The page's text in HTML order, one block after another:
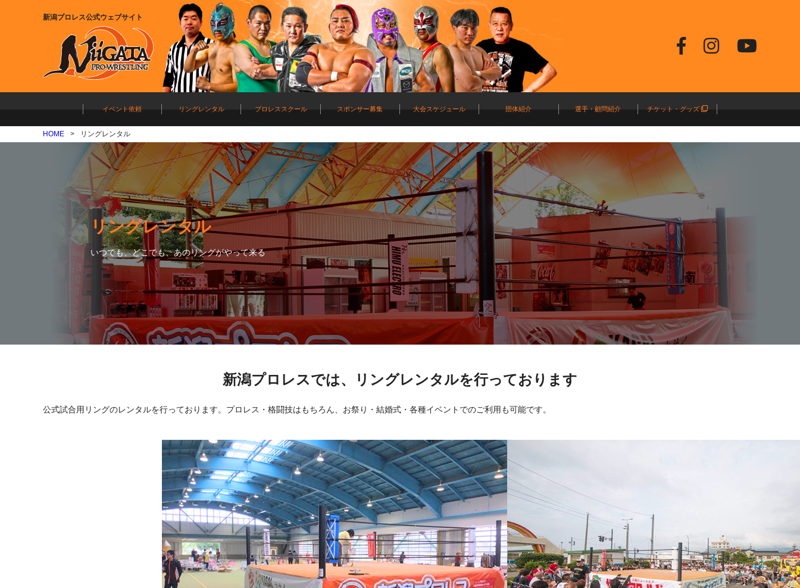
新潟プロレス公式ウェブサイト
イベント依頼 リングレンタル プロレススクール スポンサー募集 大会スケジュール 団体紹介 選手・顧問紹介 チケット・グッズ
HOME リングレンタル
リングレンタル
いつでも、どこでも、あのリングがやって来る
新潟プロレスでは、リングレンタルを行っております
公式試合用リングのレンタルを行っております。プロレス・格闘技はもちろん、お祭り・結婚式・各種イベントでのご利用も可能です。